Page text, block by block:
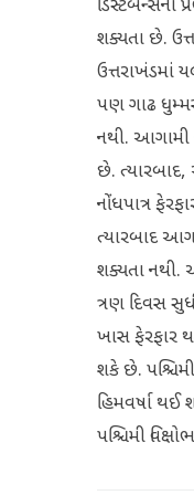
ડિસ્ટર્બન્સના
શક્યતા છે.
ઉત્તરાખંડમાં
પણ ગાઢ ધુમ્મસ
નથી. આગામી
છે.
નોંધપાત્ર
ત્યારબાદ
શક્યતા નથી.
ત્રણ દિવસ
ખાસ ફેરફાર
શકે છે.
હિમવર્ષા
પશ્ચિમી